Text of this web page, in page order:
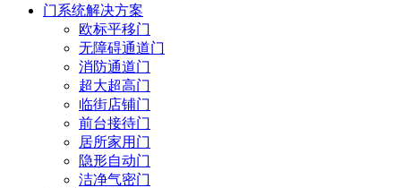
门系统解决方案
欧标平移门
无障碍通道门
消防通道门
超大超高门
临街店铺门
前台接待门
居所家用门
隐形自动门
洁净气密门